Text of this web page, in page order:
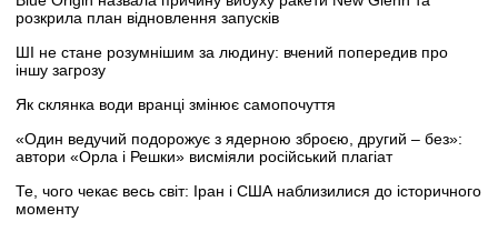
розкрила план відновлення запусків
ШІ не стане розумнішим за людину: вчений попередив про
іншу загрозу
Як склянка води вранці змінює самопочуття
«Один ведучий подорожує з ядерною зброєю, другий – без»:
автори «Орла і Решки» висміяли російський плагіат
Те, чого чекає весь світ: Іран і США наблизилися до історичного
моменту